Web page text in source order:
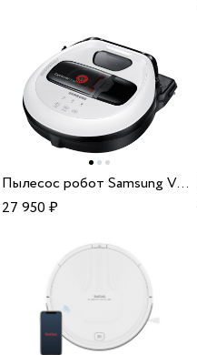
Пылесос робот Samsung VR 10M7010UW/EV
27 950₽